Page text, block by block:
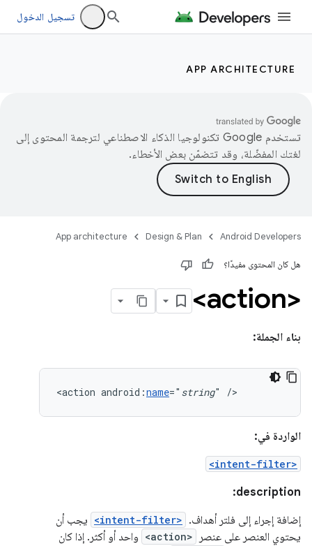
تسجيل الدخول
APP ARCHITECTURE
تستخدم Google تكنولوجيا الذكاء الاصطناعي لترجمة المحتوى إلى
لغتك المفضّلة، وقد تتضمّن بعض الأخطاء.
Android Developers
Design & Plan
App architecture
هل كان المحتوى مفيدًا؟
<action>
بناء الجملة:
<action android:name=" string" />
الواردة في:
<intent-filter>
description:
إضافة إجراء إلى فلتر أهداف. <intent-filter> يجب أن
يحتوي العنصر على عنصر
<action> واحد أو أكثر. إذا كان